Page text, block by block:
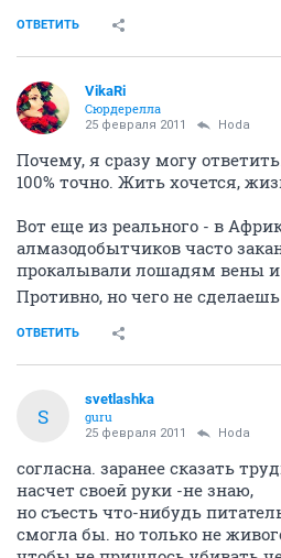
ОТВЕТИТЬ
VikaRi
Сюрдерелла
25 февраля 2011 Hoda
Почему, я сразу могу
100% точно. Жить хочется,
Вот еще из реального - в
алмазодобытчиков часто
прокалывали лошадям вены и
Противно, но чего не
ОТВЕТИТЬ
S
svetlashka
guru
25 февраля 2011 Hoda
согласна. заранее сказать
насчет своей руки -не знаю,
но съесть что-нибудь
смогла бы. но только не